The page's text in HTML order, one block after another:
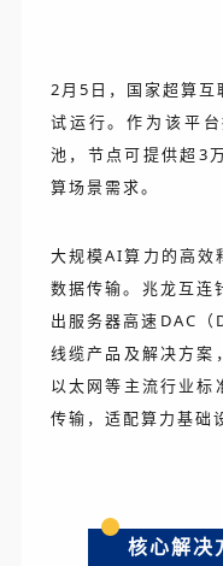
2月5日，国家超算
试运行。作为该平
池，节点可提供超3
算场景需求。
大规模AI算力的高效
数据传输。兆龙互连
出服务器高速DAC
线缆产品及解决方案
以太网等主流行业标
传输，适配算力基础
核心解决